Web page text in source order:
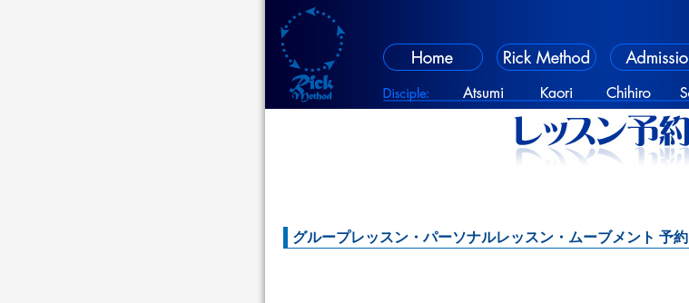
グループレッスン・パーソナルレッスン・ムーブメント 予約